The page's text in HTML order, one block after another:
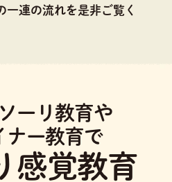
一連の流れを是非ご覧く
ーリ教育や
ナー教育で
感覚教育